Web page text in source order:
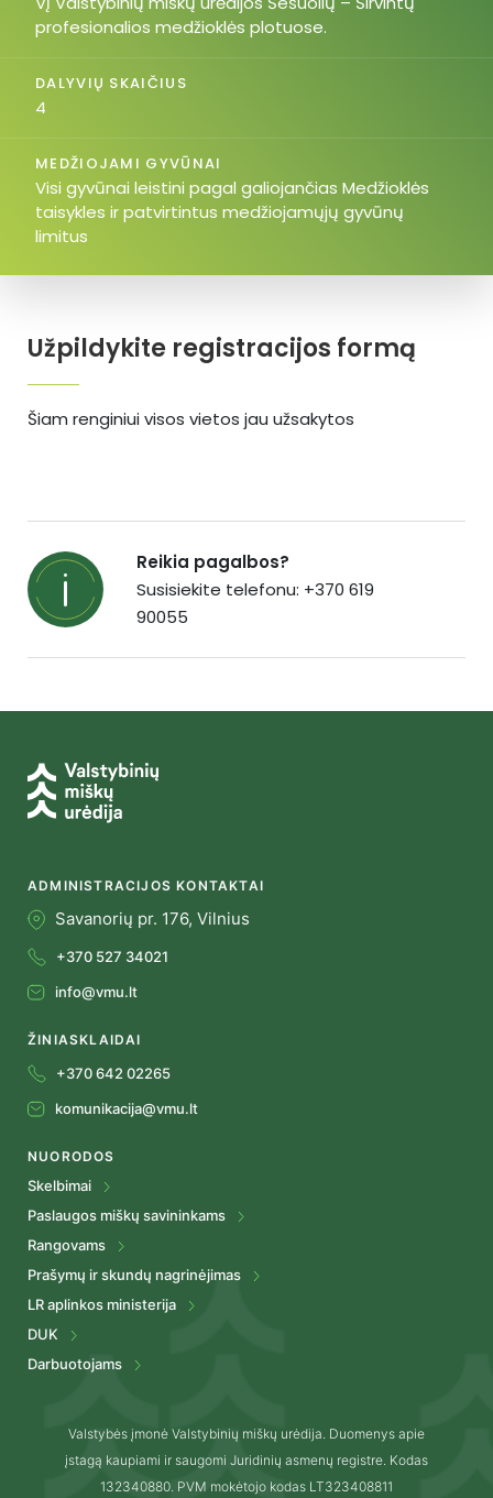
Užpildykite registracijos formą
Šiam renginiui visos vietos jau užsakytos
profesionalios medžioklės plotuose.
DALYVIŲ SKAIČIUS
4
MEDŽIOJAMI GYVŪNAI
Visi gyvūnai leistini pagal galiojančias Medžioklės
taisykles ir patvirtintus medžiojamųjų gyvūnų
limitus
Reikia pagalbos?
Susisiekite telefonu: +370 619
90055
ADMINISTRACIJOS KONTAKTAI
Savanorių pr. 176, Vilnius
+370 527 34021
info@vmu.lt
ŽINIASKLAIDAI
+370 642 02265
komunikacija@vmu.lt
NUORODOS
Skelbimai
Paslaugos miškų savininkams
Rangovams
Prašymų ir skundų nagrinėjimas
LR aplinkos ministerija
DUK
Darbuotojams
Valstybės įmonė Valstybinių miškų urėdija. Duomenys apie
įstagą kaupiami ir saugomi Juridinių asmenų registre. Kodas
132340880. PVM mokėtojo kodas LT323408811